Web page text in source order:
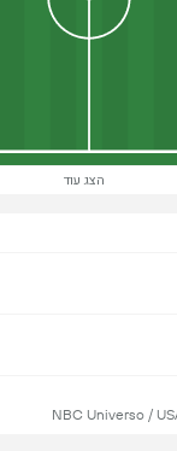
הצג עוד
NBC Universo /